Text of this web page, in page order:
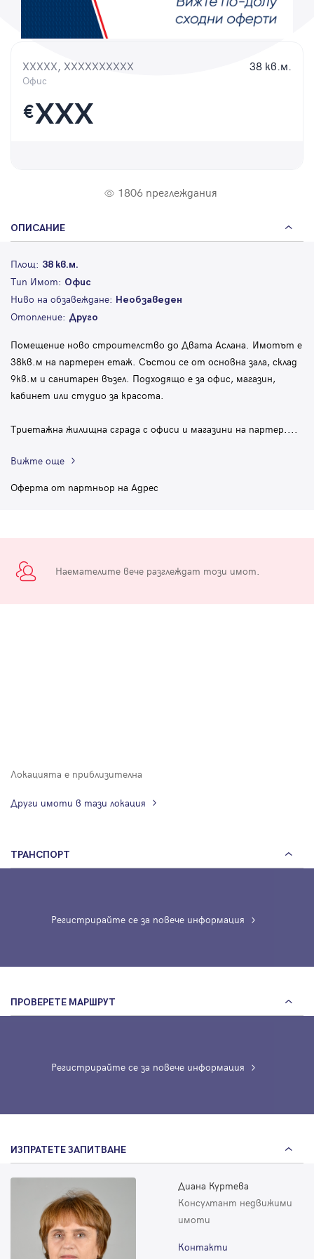
XXXXX, XXXXXXXXXX
Офис
38 кв.м.
€XXX
1806 преглеждания
ОПИСАНИЕ
Площ: 38 кв.м.
Тип Имот: Офис
Ниво на обзавеждане: Необзаведен
Отопление: Друго
Помещение ново строителство до Двата Аслана. Имотът е
38кв.м на партерен етаж. Състои се от основна зала, склад
9кв.м и санитарен възел. Подходящо е за офис, магазин,
кабинет или студио за красота.
Триетажна жилищна сграда с офиси и магазини на партер....
Вижте още
Оферта от партньор на Адрес
Наемателите вече разглеждат този имот.
Локацията е приблизителна
Други имоти в тази локация
ТРАНСПОРТ
Регистрирайте се за повече информация
ПРОВЕРЕТЕ МАРШРУТ
Регистрирайте се за повече информация
ИЗПРАТЕТЕ ЗАПИТВАНЕ
Диана Куртева
Консултант недвижими
имоти
Контакти
Парола